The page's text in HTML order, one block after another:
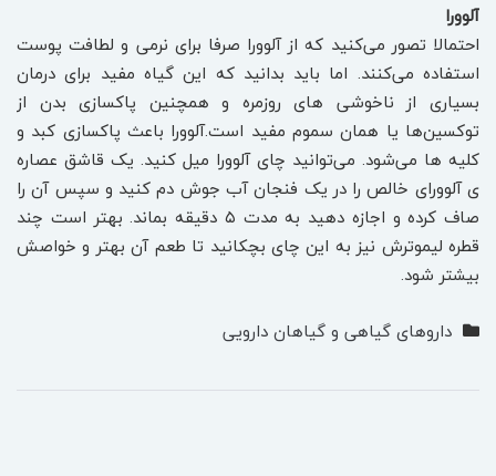
آلوورا
احتمالا تصور می‌کنید که از آلوورا صرفا برای نرمی و لطافت پوست
استفاده می‌کنند. اما باید بدانید که این گیاه مفید برای درمان
بسیاری از ناخوشی های روزمره و همچنین پاکسازی بدن از
توکسین‌ها یا همان سموم مفید است.آلوورا باعث پاکسازی کبد و
کلیه ها می‌شود. می‌توانید چای آلوورا میل کنید. یک قاشق عصاره
ی آلوورای خالص را در یک فنجان آب جوش دم کنید و سپس آن را
صاف کرده و اجازه دهید به مدت ۵ دقیقه بماند. بهتر است چند
قطره لیموترش نیز به این چای بچکانید تا طعم آن بهتر و خواصش
بیشتر شود.
داروهای گیاهی و گیاهان دارویی